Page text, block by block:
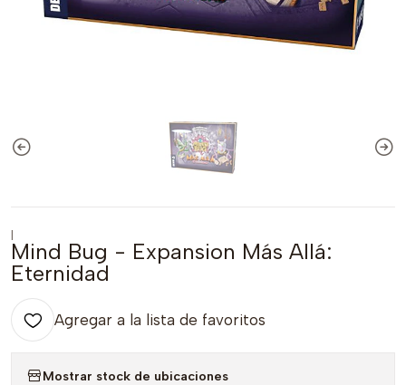
|
Mind Bug - Expansion Más Allá:
Eternidad
Agregar a la lista de favoritos
Mostrar stock de ubicaciones